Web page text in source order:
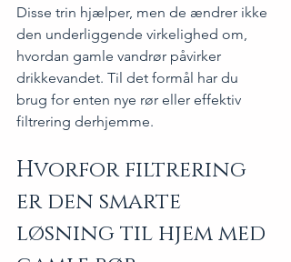
Disse trin hjælper, men de ændrer ikke
den underliggende virkelighed om,
hvordan gamle vandrør påvirker
drikkevandet. Til det formål har du
brug for enten nye rør eller effektiv
filtrering derhjemme.
Hvorfor filtrering
er den smarte
løsning til hjem med